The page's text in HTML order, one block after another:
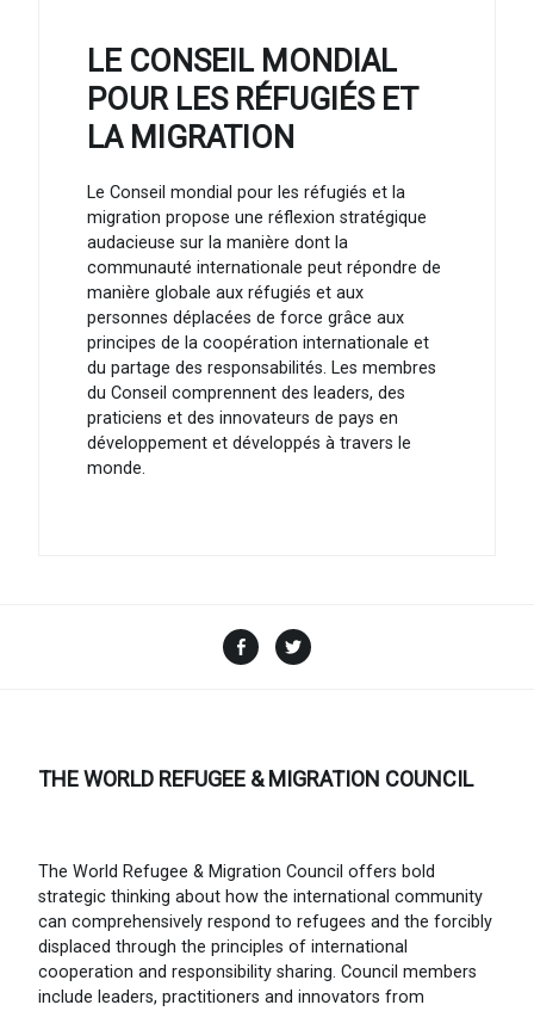
LE CONSEIL MONDIAL
POUR LES RÉFUGIÉS ET
LA MIGRATION
Le Conseil mondial pour les réfugiés et la
migration propose une réflexion stratégique
audacieuse sur la manière dont la
communauté internationale peut répondre de
manière globale aux réfugiés et aux
personnes déplacées de force grâce aux
principes de la coopération internationale et
du partage des responsabilités. Les membres
du Conseil comprennent des leaders, des
praticiens et des innovateurs de pays en
développement et développés à travers le
monde.
Facebook
THE WORLD REFUGEE & MIGRATION COUNCIL
The World Refugee & Migration Council offers bold
strategic thinking about how the international community
can comprehensively respond to refugees and the forcibly
displaced through the principles of international
cooperation and responsibility sharing. Council members
include leaders, practitioners and innovators from